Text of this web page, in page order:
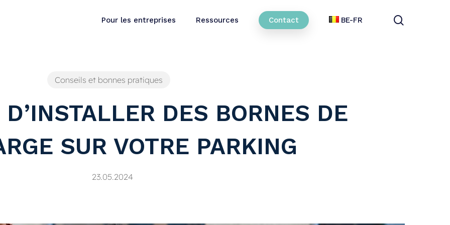
Pour les entreprises Ressources Contact BE-FR
Conseils et bonnes pratiques
DES BORNES DE
SUR VOTRE PARKING
23.05.2024